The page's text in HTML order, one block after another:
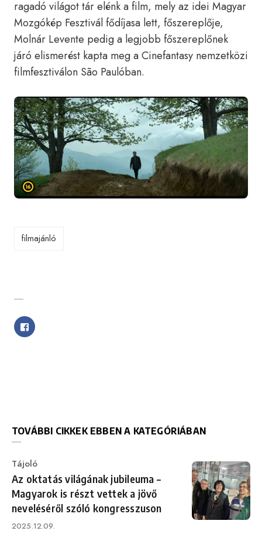
ragadó világot tár elénk a film, mely az idei Magyar
Mozgókép Fesztivál fődíjasa lett, főszereplője,
Molnár Levente pedig a legjobb főszereplőnek
járó elismerést kapta meg a Cinefantasy nemzetközi
filmfesztiválon São Paulóban.
filmajánló
TOVÁBBI CIKKEK EBBEN A KATEGÓRIÁBAN
Category
Tájoló
Az oktatás világának jubileuma –
Magyarok is részt vettek a jövő
neveléséről szóló kongresszuson
Published
2025.12.09.